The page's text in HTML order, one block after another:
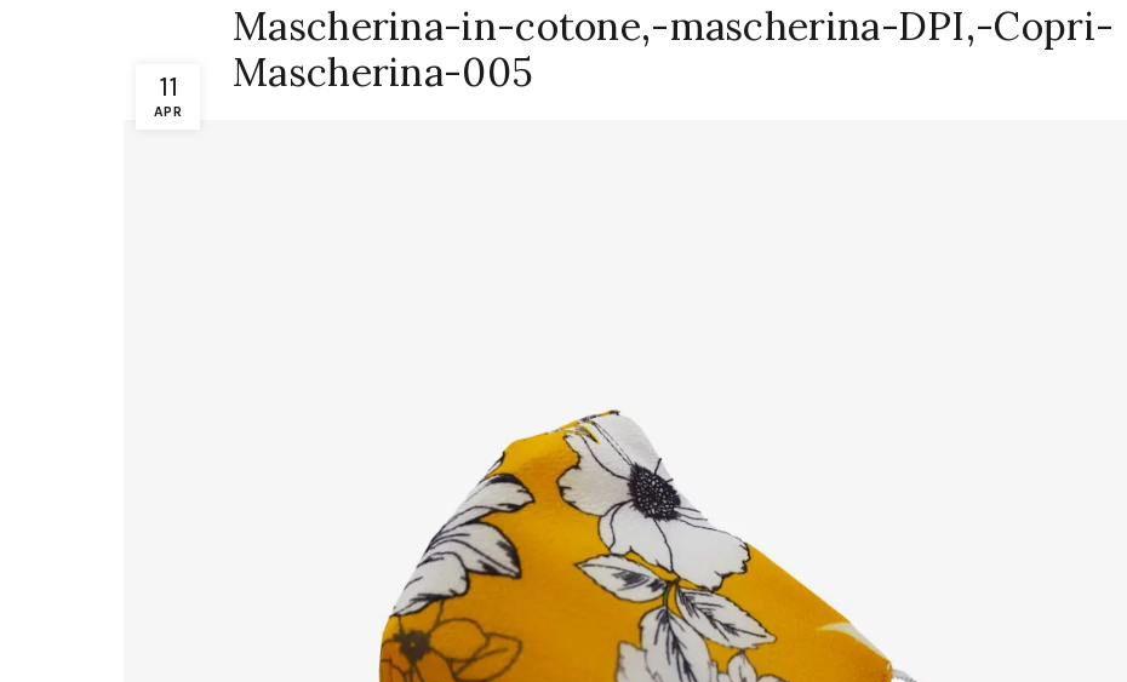
11
APR
Mascherina-in-cotone,-mascherina-DPI,-Copri-
Mascherina-005